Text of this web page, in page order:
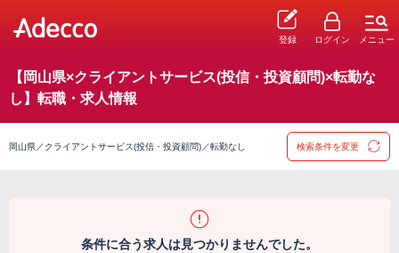
登録 ログイン メニュー
【岡山県×クライアントサービス(投信・投資顧問)×転勤な
し】転職・求人情報
岡山県／クライアントサービス(投信・投資顧問)／転勤なし 検索条件を変更
条件に合う求人は見つかりませんでした。